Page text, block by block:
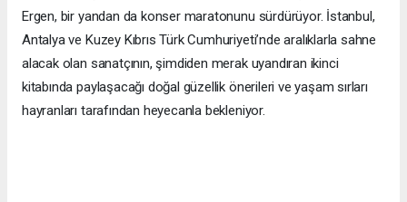
Ergen, bir yandan da konser maratonunu sürdürüyor. İstanbul,
Antalya ve Kuzey Kıbrıs Türk Cumhuriyeti’nde aralıklarla sahne
alacak olan sanatçının, şimdiden merak uyandıran ikinci
kitabında paylaşacağı doğal güzellik önerileri ve yaşam sırları
hayranları tarafından heyecanla bekleniyor.